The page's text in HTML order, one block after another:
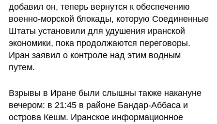
добавил он, теперь вернутся к обеспечению
военно-морской блокады, которую Соединенные
Штаты установили для удушения иранской
экономики, пока продолжаются переговоры.
Иран заявил о контроле над этим водным
путем.
Взрывы в Иране были слышны также накануне
вечером: в 21:45 в районе Бандар-Аббаса и
острова Кешм. Иранское информационное